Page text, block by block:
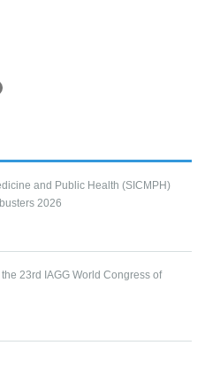
and Public Health (SICMPH)
2026
23rd IAGG World Congress of